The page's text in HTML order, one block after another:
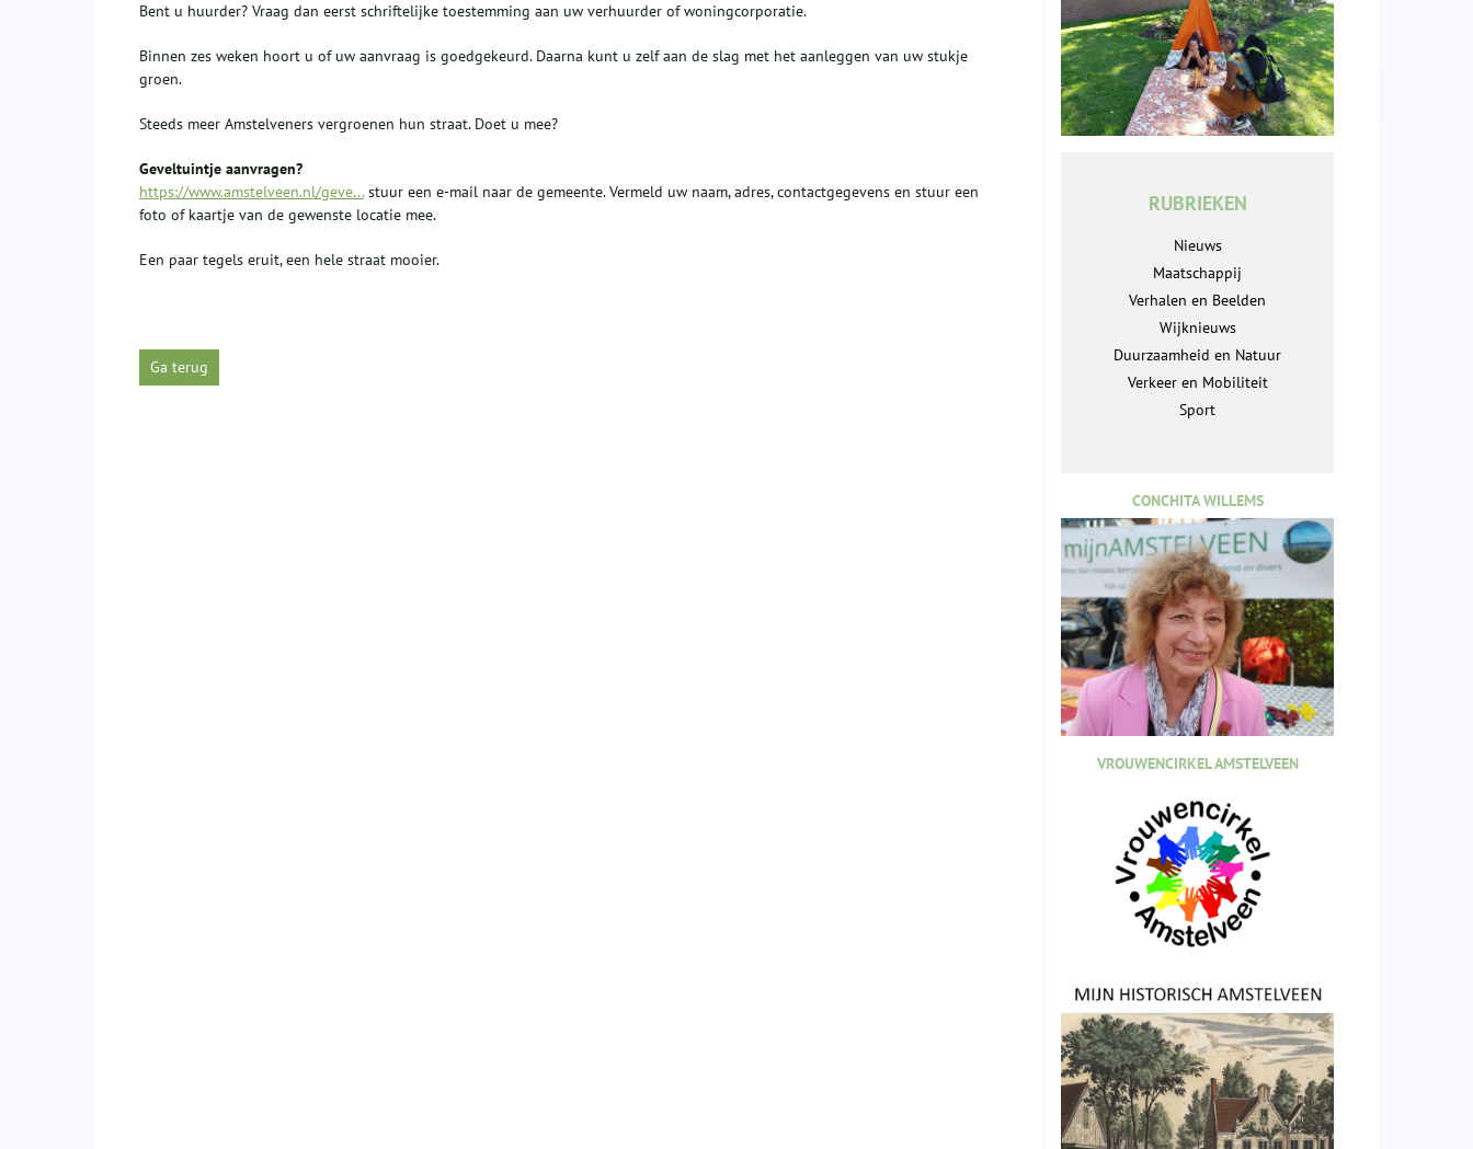
Bent u huurder? Vraag dan eerst schriftelijke toestemming aan uw verhuurder of woningcorporatie.
Binnen zes weken hoort u of uw aanvraag is goedgekeurd. Daarna kunt u zelf aan de slag met het aanleggen van uw stukje
groen.
Steeds meer Amstelveners vergroenen hun straat. Doet u mee?
Geveltuintje aanvragen?
https://www.amstelveen.nl/geve...stuur een e-mail naar de gemeente. Vermeld uw naam, adres, contactgegevens en stuur een
foto of kaartje van de gewenste locatie mee.
Een paar tegels eruit, een hele straat mooier.
Ga terug
RUBRIEKEN
Nieuws
Maatschappij
Verhalen en Beelden
Wijknieuws
Duurzaamheid en Natuur
Verkeer en Mobiliteit
Sport
CONCHITA WILLEMS
VROUWENCIRKEL AMSTELVEEN